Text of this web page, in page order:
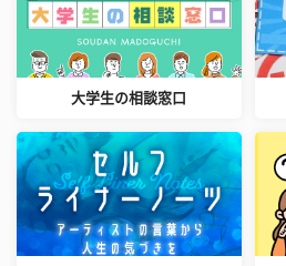
大学生の相談窓口